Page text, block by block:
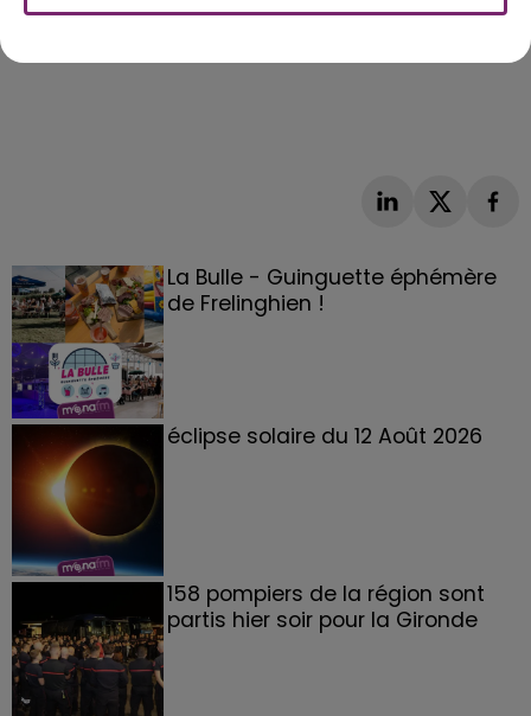
La Bulle - Guinguette éphémère
de Frelinghien !
éclipse solaire du 12 Août 2026
158 pompiers de la région sont
partis hier soir pour la Gironde